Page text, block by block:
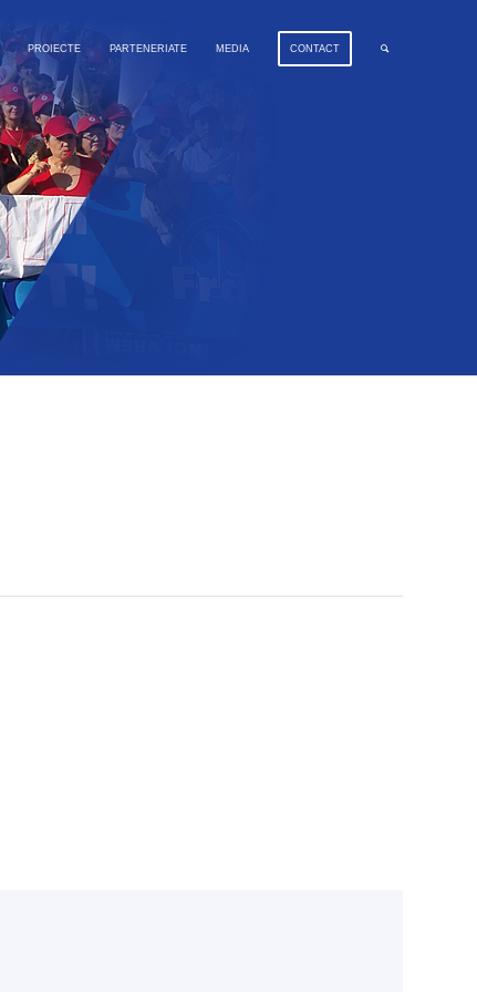
PROIECTE PARTENERIATE MEDIA CONTACT